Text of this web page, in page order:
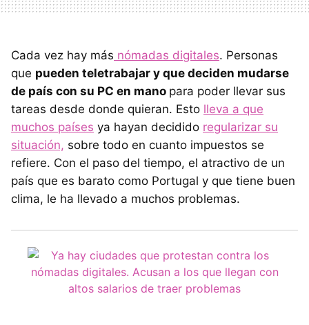
Cada vez hay más nómadas digitales. Personas
que pueden teletrabajar y que deciden mudarse
de país con su PC en mano para poder llevar sus
tareas desde donde quieran. Esto lleva a que
muchos países ya hayan decidido regularizar su
situación, sobre todo en cuanto impuestos se
refiere. Con el paso del tiempo, el atractivo de un
país que es barato como Portugal y que tiene buen
clima, le ha llevado a muchos problemas.